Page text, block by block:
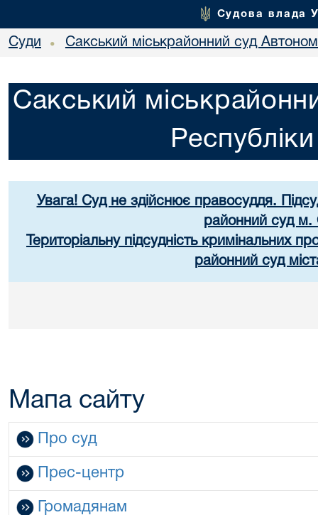
Судова влада
Суди • Сакський міськрайонний суд
Сакський
Увага! Суд не здійснює правосуддя.
районний суд м.
Територіальну підсудність кримінальних
районний суд
Мапа сайту
Про суд
Прес-центр
Громадянам